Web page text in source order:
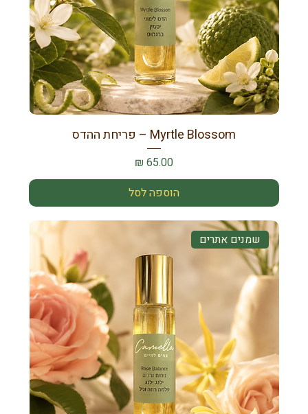
Myrtle Blossom – פריחת ההדס
מחיר
הוספה לסל
שמנים אתרים